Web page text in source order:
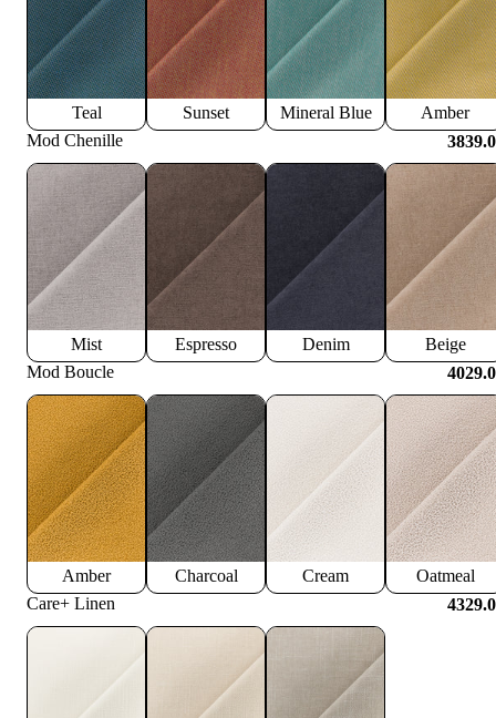
Teal Sunset Mineral Blue
Amber
Mod Chenille
Mist Espresso Denim
Beige
Mod Boucle
Amber Charcoal Cream
Oatmeal
Care+ Linen